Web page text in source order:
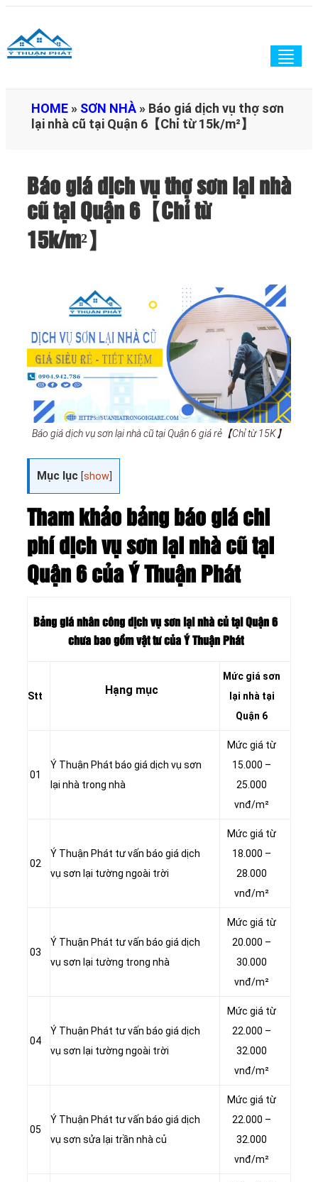
HOME » SƠN NHÀ » Báo giá dịch vụ thợ sơn
lại nhà cũ tại Quận 6【Chỉ từ 15k/m²】
Báo giá dịch vụ thợ sơn lại nhà
cũ tại Quận 6【Chỉ từ
15k/m²】
Báo giá dịch vụ sơn lại nhà cũ tại Quận 6 giá rẻ【Chỉ từ 15K】
Mục lục [show
Tham khảo bảng báo giá chi
phí dịch vụ sơn lại nhà cũ tại
Quận 6 của Ý Thuận Phát
Bảng giá nhân công dịch vụ sơn lại nhà củ tại Quận 6
chưa bao gồm vật tư của Ý Thuận Phát
Stt Hạng mục
Mức giá sơn
lại nhà tại
Quận 6
01
Ý Thuận Phát báo giá dịch vụ sơn
lại nhà trong nhà
Mức giá từ
15.000 –
25.000
vnđ/m²
02
Ý Thuận Phát tư vấn báo giá dịch
vụ sơn lại tường ngoài trời
Mức giá từ
18.000 –
28.000
vnđ/m²
03
Ý Thuận Phát tư vấn báo giá dịch
vụ sơn lại tường trong nhà
Mức giá từ
20.000 –
30.000
vnđ/m²
04
Ý Thuận Phát tư vấn báo giá dịch
vụ sơn lại tường ngoài trời
Mức giá từ
22.000 –
32.000
vnđ/m²
05
Ý Thuận Phát tư vấn báo giá dịch
vụ sơn sửa lại trần nhà củ
Mức giá từ
22.000 –
32.000
vnđ/m²